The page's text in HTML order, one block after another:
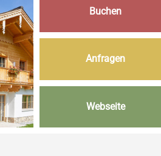
Buchen
Anfragen
Webseite